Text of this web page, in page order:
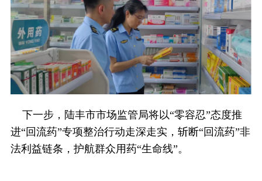
下一步，陆丰市市场监管局将以“零容忍”态度推
进“回流药”专项整治行动走深走实，斩断“回流药”非
法利益链条，护航群众用药“生命线”。